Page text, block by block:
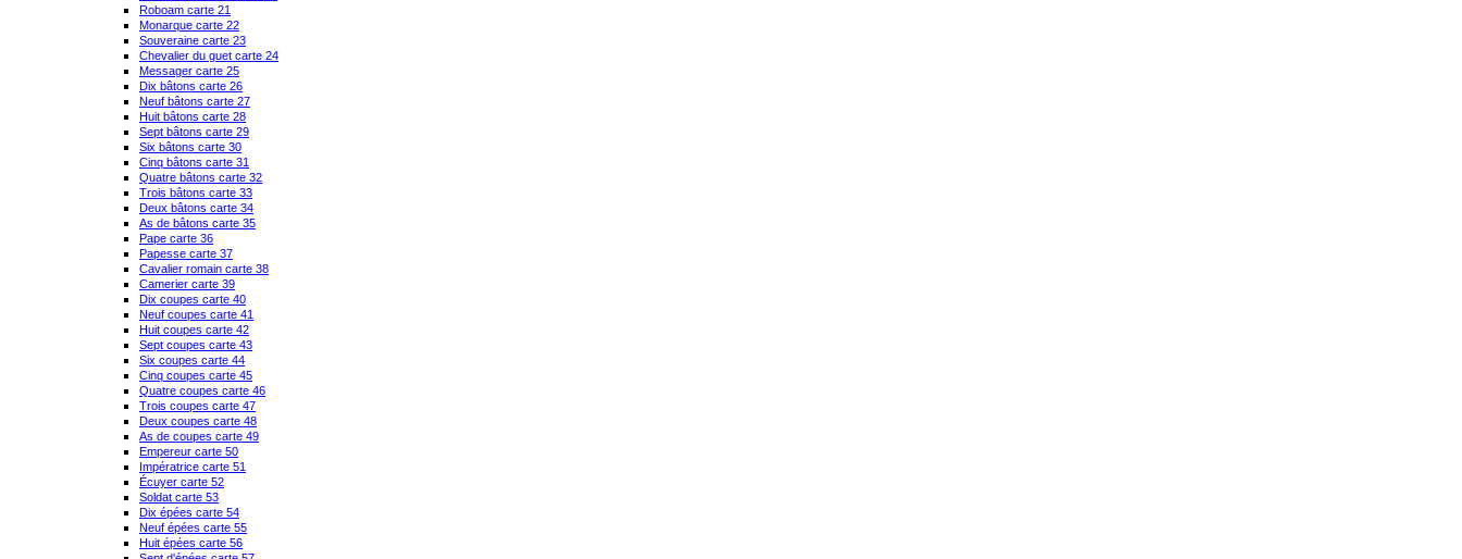
Roboam carte 21
Monarque carte 22
Souveraine carte 23
Chevalier du guet carte 24
Messager carte 25
Dix bâtons carte 26
Neuf bâtons carte 27
Huit bâtons carte 28
Sept bâtons carte 29
Six bâtons carte 30
Cinq bâtons carte 31
Quatre bâtons carte 32
Trois bâtons carte 33
Deux bâtons carte 34
As de bâtons carte 35
Pape carte 36
Papesse carte 37
Cavalier romain carte 38
Camerier carte 39
Dix coupes carte 40
Neuf coupes carte 41
Huit coupes carte 42
Sept coupes carte 43
Six coupes carte 44
Cinq coupes carte 45
Quatre coupes carte 46
Trois coupes carte 47
Deux coupes carte 48
As de coupes carte 49
Empereur carte 50
Impératrice carte 51
Écuyer carte 52
Soldat carte 53
Dix épées carte 54
Neuf épées carte 55
Huit épées carte 56